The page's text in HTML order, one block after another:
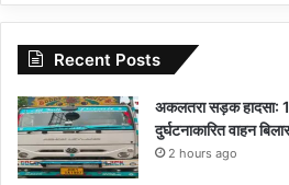
Recent Posts
अकलतरा सड़क हादसा:
दुर्घटनाकारित वाहन
2 hours ago